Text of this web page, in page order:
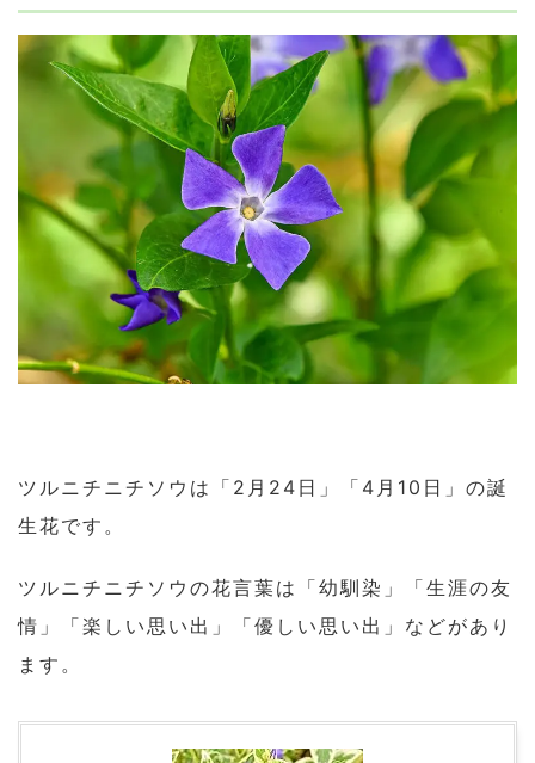
ツルニチニチソウは「2月24日」「4月10日」の誕
生花です。
ツルニチニチソウの花言葉は「幼馴染」「生涯の友
情」「楽しい思い出」「優しい思い出」などがあり
ます。